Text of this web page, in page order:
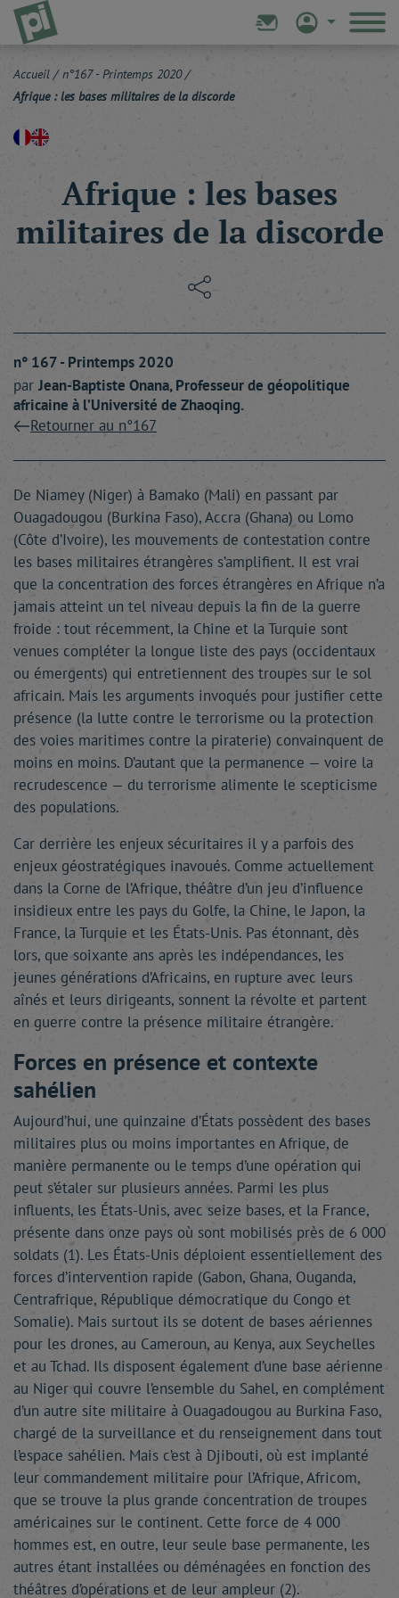
Accueil / n°167 - Printemps 2020/
Afrique : les bases militaires de la discorde
Afrique : les bases
militaires de la discorde
n° 167 - Printemps 2020
par Jean-Baptiste Onana, Professeur de géopolitique
africaine à l’Université de Zhaoqing.
Retourner au n°167
De Niamey (Niger) à Bamako (Mali) en passant par
Ouagadougou (Burkina Faso), Accra (Ghana) ou Lomo
(Côte d’Ivoire), les mouvements de contestation contre
les bases militaires étrangères s’amplifient. Il est vrai
que la concentration des forces étrangères en Afrique n’a
jamais atteint un tel niveau depuis la fin de la guerre
froide : tout récemment, la Chine et la Turquie sont
venues compléter la longue liste des pays (occidentaux
ou émergents) qui entretiennent des troupes sur le sol
africain. Mais les arguments invoqués pour justifier cette
présence (la lutte contre le terrorisme ou la protection
des voies maritimes contre la piraterie) convainquent de
moins en moins. D’autant que la permanence — voire la
recrudescence — du terrorisme alimente le scepticisme
des populations.
Car derrière les enjeux sécuritaires il y a parfois des
enjeux géostratégiques inavoués. Comme actuellement
dans la Corne de l’Afrique, théâtre d’un jeu d’influence
insidieux entre les pays du Golfe, la Chine, le Japon, la
France, la Turquie et les États-Unis. Pas étonnant, dès
lors, que soixante ans après les indépendances, les
jeunes générations d’Africains, en rupture avec leurs
aînés et leurs dirigeants, sonnent la révolte et partent
en guerre contre la présence militaire étrangère.
Forces en présence et contexte
sahélien
Aujourd’hui, une quinzaine d’États possèdent des bases
militaires plus ou moins importantes en Afrique, de
manière permanente ou le temps d’une opération qui
peut s’étaler sur plusieurs années. Parmi les plus
influents, les États-Unis, avec seize bases, et la France,
présente dans onze pays où sont mobilisés près de 6 000
soldats (1). Les États-Unis déploient essentiellement des
forces d’intervention rapide (Gabon, Ghana, Ouganda,
Centrafrique, République démocratique du Congo et
Somalie). Mais surtout ils se dotent de bases aériennes
pour les drones, au Cameroun, au Kenya, aux Seychelles
et au Tchad. Ils disposent également d’une base aérienne
au Niger qui couvre l’ensemble du Sahel, en complément
d’un autre site militaire à Ouagadougou au Burkina Faso,
chargé de la surveillance et du renseignement dans tout
l’espace sahélien. Mais c’est à Djibouti, où est implanté
leur commandement militaire pour l’Afrique, Africom,
que se trouve la plus grande concentration de troupes
américaines sur le continent. Cette force de 4 000
hommes est, en outre, leur seule base permanente, les
autres étant installées ou déménagées en fonction des
théâtres d’opérations et de leur ampleur (2).